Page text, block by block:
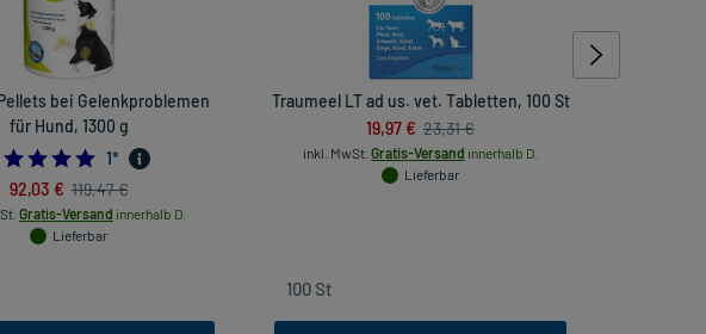
bei Gelenkproblemen
für Hund, 1300 g
5.0
1*
92,03 € 119,47 €
Gratis-Versand innerhalb D.
Lieferbar
Traumeel LT ad us. vet. Tabletten, 100 St
19,97 € 23,31 €
inkl. MwSt. Gratis-Versand innerhalb D.
Lieferbar